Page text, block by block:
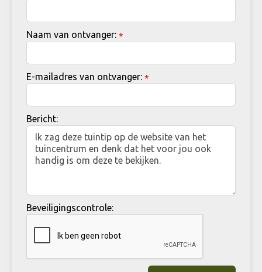
Naam van ontvanger: *
E-mailadres van ontvanger: *
Bericht:
Beveiligingscontrole: